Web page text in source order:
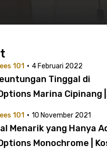
101 · 4 Februari 2022
Tinggal di
Marina Cipinang |
101 · 10 November 2021
Menarik yang Hanya
Monochrome |